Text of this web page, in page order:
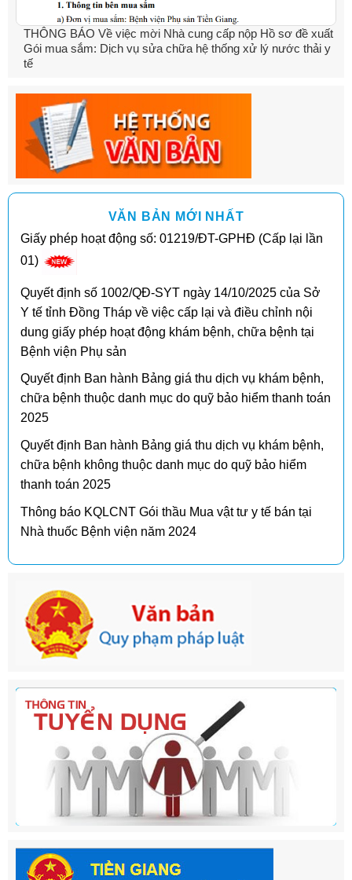
THÔNG BÁO Về việc mời Nhà cung cấp nộp Hồ sơ đề xuất
Gói mua sắm: Dịch vụ sửa chữa hệ thống xử lý nước thải y
tế
VĂN BẢN MỚI NHẤT
Giấy phép hoạt động số: 01219/ĐT-GPHĐ (Cấp lại lần
01)
Quyết định số 1002/QĐ-SYT ngày 14/10/2025 của Sở
Y tế tỉnh Đồng Tháp về việc cấp lại và điều chỉnh nội
dung giấy phép hoạt động khám bệnh, chữa bệnh tại
Bệnh viện Phụ sản
Quyết định Ban hành Bảng giá thu dịch vụ khám bệnh,
chữa bệnh thuộc danh mục do quỹ bảo hiểm thanh toán
2025
Quyết định Ban hành Bảng giá thu dịch vụ khám bệnh,
chữa bệnh không thuộc danh mục do quỹ bảo hiểm
thanh toán 2025
Thông báo KQLCNT Gói thầu Mua vật tư y tế bán tại
Nhà thuốc Bệnh viện năm 2024